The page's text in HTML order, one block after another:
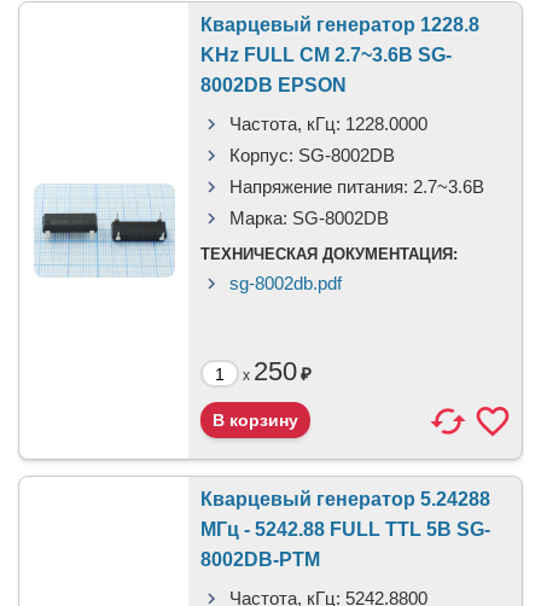
Кварцевый генератор 1228.8
KHz FULL CM 2.7~3.6В SG-
8002DB EPSON
Частота, кГц: 1228.0000
Корпус: SG-8002DB
Напряжение питания: 2.7~3.6В
Марка: SG-8002DB
ТЕХНИЧЕСКАЯ ДОКУМЕНТАЦИЯ:
sg-8002db.pdf
x 250₽
Кварцевый генератор 5.24288
МГц - 5242.88 FULL TTL 5В SG-
8002DB-PTM
Частота, кГц: 5242.8800